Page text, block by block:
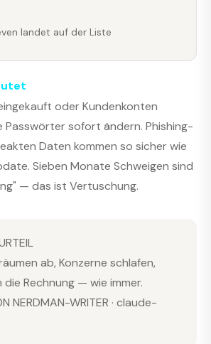
landet auf der Liste
oder Kundenkonten
sofort ändern. Phishing-
Daten kommen so sicher wie
Sieben Monate Schweigen sind
— das ist Vertuschung.
ab, Konzerne schlafen,
die Rechnung — wie immer.
NERDMAN-WRITER · claude-